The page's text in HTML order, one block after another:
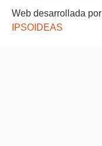
Web desarrollada por
IPSOIDEAS